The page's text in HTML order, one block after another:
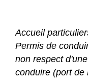
Accueil
Permis de
non respect
conduire (port de